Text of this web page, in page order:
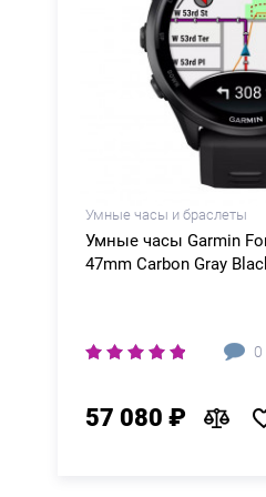
Умные часы и браслеты
Умные часы Garmin
47mm Carbon Gray
0
57 080 ₽